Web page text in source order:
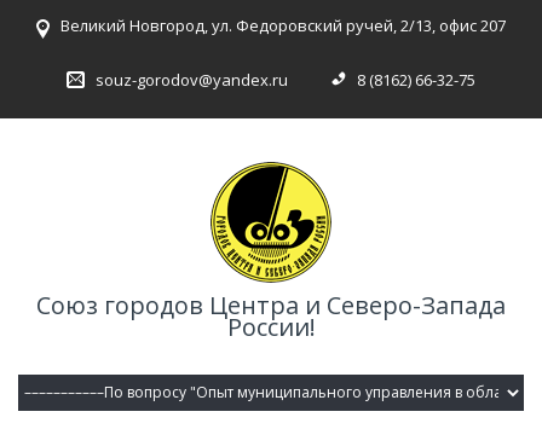
Великий Новгород, ул. Федоровский ручей, 2/13, офис 207
souz-gorodov@yandex.ru 8 (8162) 66-32-75
Союз городов Центра и Северо-Запада
России!